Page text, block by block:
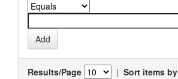
Results/Page | Sort items by